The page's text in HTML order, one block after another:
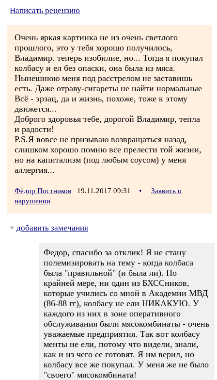
Написать рецензию
Очень яркая картинка не из очень светлого
прошлого, это у тебя хорошо получилось,
Владимир. теперь изобилие, но... Тогда я покупал
колбасу и ел без опаски, она была из мяса.
Нынешнюю меня под расстрелом не заставишь
есть. Даже отраву-сигареты не найти нормальные
Всё - эрзац, да и жизнь, похоже, тоже к этому
движется...
Доброго здоровья тебе, дорогой Владимир, тепла
и радости!
P.S.Я вовсе не призываю возвращаться назад,
слишком хорошо помню все прелести той жизни,
но на капитализм (под любым соусом) у меня
аллергия...
Фёдор Постников 19.11.2017 09:31 •
Заявить о
нарушении
+ добавить замечания
Федор, спасибо за отклик! Я не стану
полемизировать на тему - когда колбаса
была "правильной" (и была ли). По
крайней мере, ни один из БХССников,
которые учились со мной в Академии МВД
(86-88 гг), колбасу не ели НИКАКУЮ. У
каждого из них в зоне оперативного
обслуживания были мясокомбинаты - очень
уважаемые предприятия. Так вот колбасу
менты не ели, потому что видели, знали,
как и из чего ее готовят. Я им верил, но
колбасу все же покупал. У меня же не было
"своего" мясокомбината!